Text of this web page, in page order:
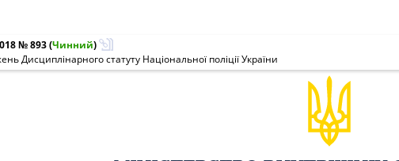
№ 893(Чинний)
Дисциплінарного статуту Національної поліції України